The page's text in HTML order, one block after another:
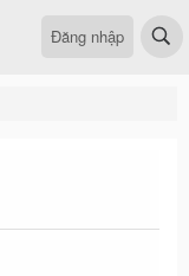
Đăng nhập